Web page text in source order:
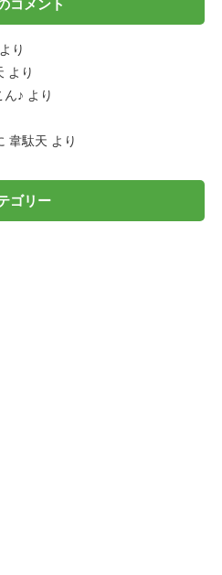
コメント
より
より
ん♪ より
韋駄天 より
ゴリー